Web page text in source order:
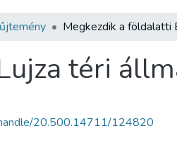
téri
20.500.14711/124820